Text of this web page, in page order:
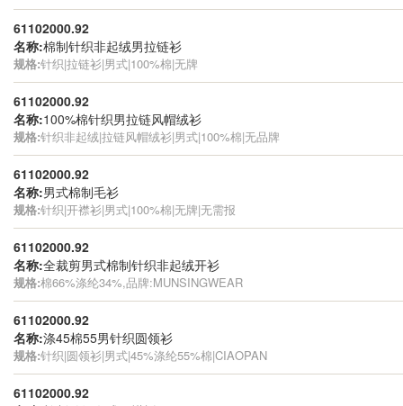
61102000.92
名称:棉制针织非起绒男拉链衫
规格:针织|拉链衫|男式|100%棉|无牌
61102000.92
名称:100%棉针织男拉链风帽绒衫
规格:针织非起绒|拉链风帽绒衫|男式|100%棉|无品牌
61102000.92
名称:男式棉制毛衫
规格:针织|开襟衫|男式|100%棉|无牌|无需报
61102000.92
名称:全裁剪男式棉制针织非起绒开衫
规格:棉66%涤纶34%,品牌:MUNSINGWEAR
61102000.92
名称:涤45棉55男针织圆领衫
规格:针织|圆领衫|男式|45%涤纶55%棉|CIAOPAN
61102000.92